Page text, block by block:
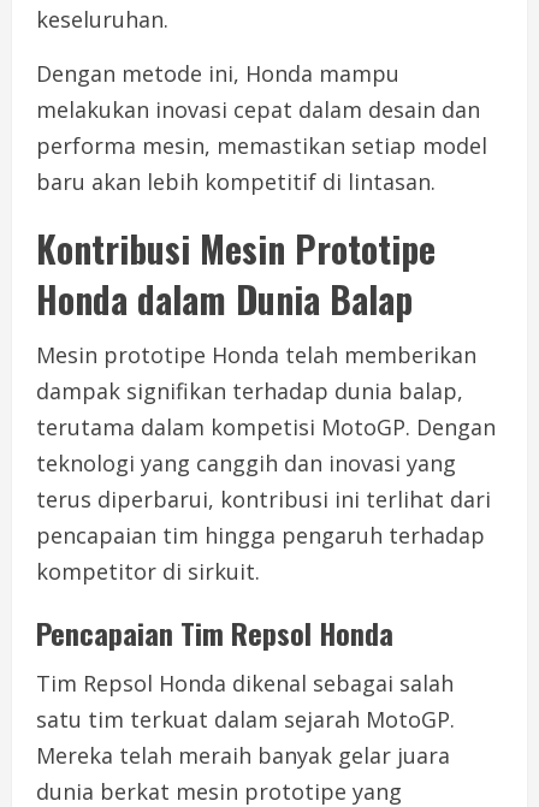
keseluruhan.
Dengan metode ini, Honda mampu
melakukan inovasi cepat dalam desain dan
performa mesin, memastikan setiap model
baru akan lebih kompetitif di lintasan.
Kontribusi Mesin Prototipe
Honda dalam Dunia Balap
Mesin prototipe Honda telah memberikan
dampak signifikan terhadap dunia balap,
terutama dalam kompetisi MotoGP. Dengan
teknologi yang canggih dan inovasi yang
terus diperbarui, kontribusi ini terlihat dari
pencapaian tim hingga pengaruh terhadap
kompetitor di sirkuit.
Pencapaian Tim Repsol Honda
Tim Repsol Honda dikenal sebagai salah
satu tim terkuat dalam sejarah MotoGP.
Mereka telah meraih banyak gelar juara
dunia berkat mesin prototipe yang